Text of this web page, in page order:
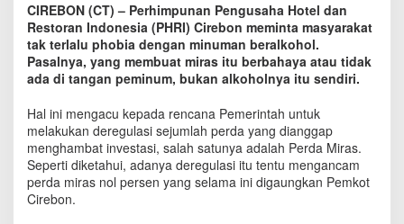
k
a
t
J
a
a
n
P
h
o
CIREBON (CT) – Perhimpunan Pengusaha Hotel dan
Restoran Indonesia (PHRI) Cirebon meminta masyarakat
tak terlalu phobia dengan minuman beralkohol.
Pasalnya, yang membuat miras itu berbahaya atau tidak
ada di tangan peminum, bukan alkoholnya itu sendiri.
Hal ini mengacu kepada rencana Pemerintah untuk
melakukan deregulasi sejumlah perda yang dianggap
menghambat investasi, salah satunya adalah Perda Miras.
Seperti diketahui, adanya deregulasi itu tentu mengancam
perda miras nol persen yang selama ini digaungkan Pemkot
Cirebon.